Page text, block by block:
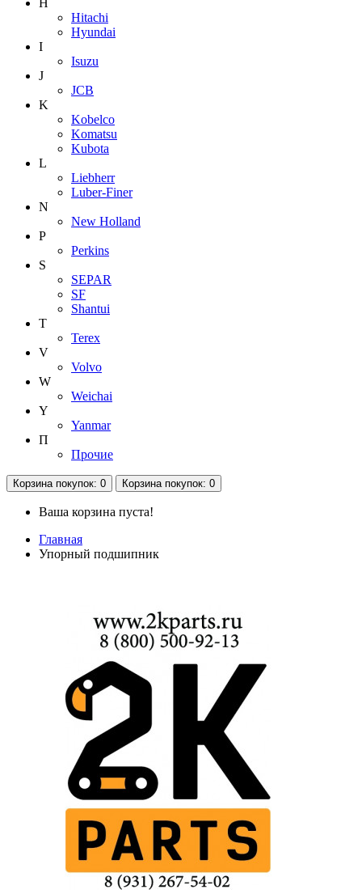
H
Hitachi
Hyundai
I
Isuzu
J
JCB
K
Kobelco
Komatsu
Kubota
L
Liebherr
Luber-Finer
N
New Holland
P
Perkins
S
SEPAR
SF
Shantui
T
Terex
V
Volvo
W
Weichai
Y
Yanmar
П
Прочие
Корзинапокупок: 0 Корзинапокупок: 0
Ваша корзина пуста!
Главная
Упорный подшипник